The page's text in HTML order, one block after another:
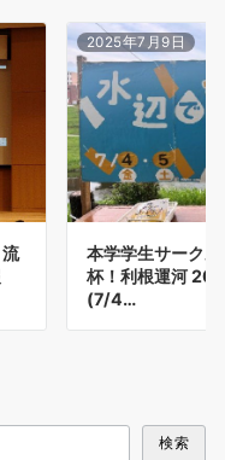
2025年7月9日
本学学生サーク
杯！利根運河
(7/4…
検索